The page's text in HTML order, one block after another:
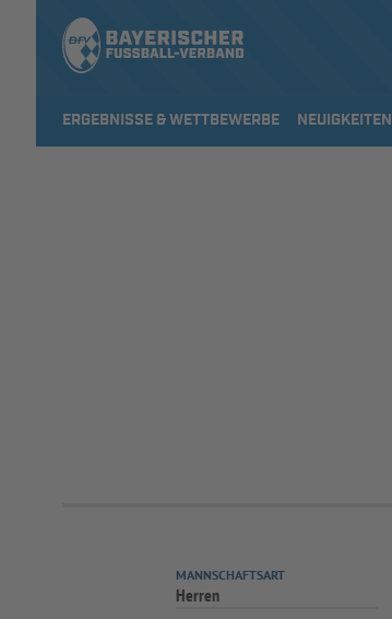
ERGEBNISSE & WETTBEWERBE NEUIGKEITEN
MANNSCHAFTSART
Herren